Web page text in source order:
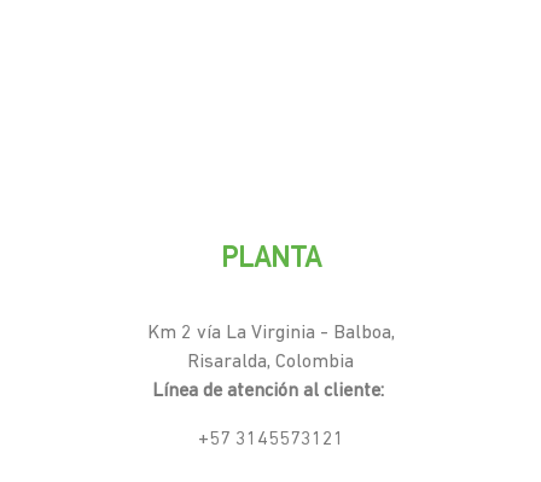
PLANTA
Km 2 vía La Virginia - Balboa,
Risaralda, Colombia
Línea de atención al cliente:
+57 3145573121